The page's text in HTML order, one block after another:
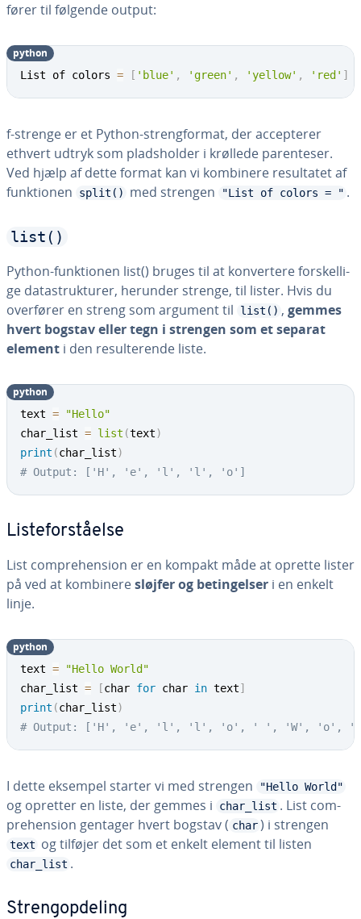
fører til følgende output:
List of colors = [ 'blue' , 'green' , 'yellow' , 'red' ]
python
f-strenge er et Python-streng­for­mat, der ac­cep­te­rer
ethvert udtryk som plads­hol­der i krøllede pa­ren­te­ser.
Ved hjælp af dette format kan vi kombinere re­sul­ta­tet af
funk­tio­nen
split() med strengen "List of colors = " .
list()
Python-funk­tio­nen list() bruges til at kon­ver­te­re for­skel­li­
ge da­ta­struk­tu­rer, herunder strenge, til lister. Hvis du
overfører en streng som argument til
list() , gemmes
hvert bogstav eller tegn i strengen som et separat
element i den re­sul­te­ren­de liste.
text =
"Hello"
char_list = list (text)
print (char_list)
# Output: ['H', 'e', 'l', 'l', 'o']
python
Liste­for­stå­el­se
List com­pre­hen­sion er en kompakt måde at oprette lister
på ved at kombineresløjfer og be­tin­gel­ser i en enkelt
linje.
text =
"Hello World"
char_list = [char for char in text]
print (char_list)
# Output: ['H', 'e', 'l', 'l', 'o', ' ', 'W', 'o',
python
I dette eksempel starter vi med strengen "Hello World"
og opretter en liste, der gemmes i char_list . List com­
pre­hen­sion gentager hvert bogstav ( char ) i strengen
text og tilføjer det som et enkelt element til listen
char_list .
Strengop­de­ling